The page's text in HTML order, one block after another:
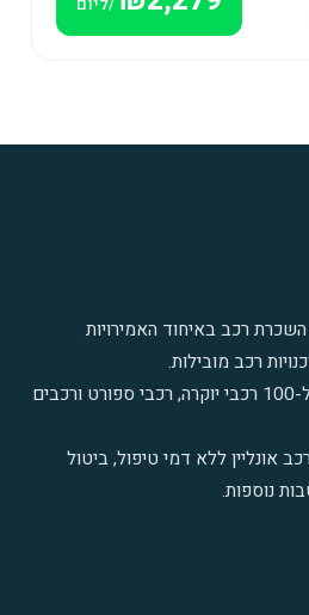
רכב באיחוד האמירויות
רכב מובילות.
, רכבי ספורט ורכבים
אונליין ללא דמי טיפול, ביטול